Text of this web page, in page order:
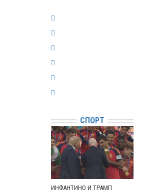
СПОРТ
ИНФАНТИНО И ТРАМП